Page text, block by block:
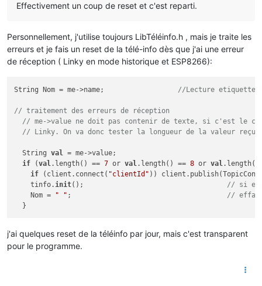
Effectivement un coup de reset et c'est reparti.
Personnellement, j'utilise toujours LibTéléinfo.h , mais je traite les
erreurs et je fais un reset de la télé-info dès que j'ai une erreur
de réception ( Linky en mode historique et ESP8266):
String Nom = me->name; //Lecture etiquette
// traitement des erreurs de réception
// me->value ne doit pas contenir de texte, si c'est le
// Linky. On va donc tester la longueur de la valeur
  String
val
= me->value;
if (val .length() == 7 or val .length() == 8 or val
if (client.connect( "clientId" ))
    tinfo.
init(); // si
    Nom =
" " ; //
j'ai quelques reset de la téléinfo par jour, mais c'est transparent
pour le programme.